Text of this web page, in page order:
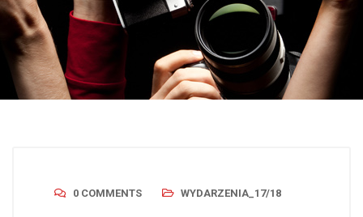
0 COMMENTS WYDARZENIA_17/18